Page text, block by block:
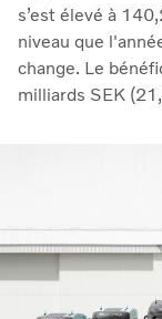
s’est élevé à
niveau que
change. Le
milliards SEK
investissements
de prix mises en
avoir un effet
progressé de 5
Sur une base
ont généré des